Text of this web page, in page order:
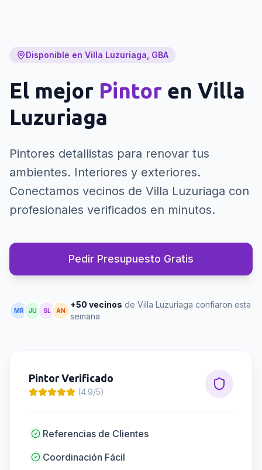
Disponible en Villa Luzuriaga, GBA
El mejor Pintor en Villa
Luzuriaga
Pintores detallistas para renovar tus
ambientes. Interiores y exteriores.
Conectamos vecinos de Villa Luzuriaga con
profesionales verificados en minutos.
Pedir Presupuesto Gratis
MR JU SL AN
+50 vecinos de Villa Luzuriaga confiaron esta
semana
PintorVerificado
(4.9/5)
Referencias de Clientes
Coordinación Fácil